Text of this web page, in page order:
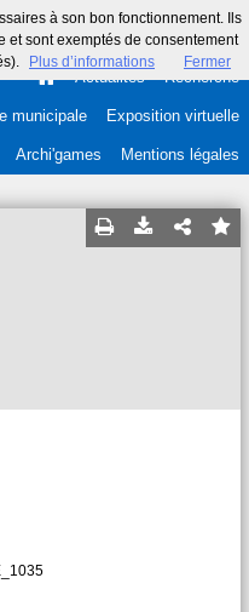
à son bon fonctionnement. Ils
sont exemptés de consentement
Plus d’informations Fermer
Actualités Recherche
municipale Exposition virtuelle
Archi'games Mentions légales